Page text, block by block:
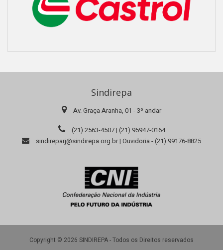
Sindirepa
Av. Graça Aranha, 01 - 3º andar
(21) 2563-4507 | (21) 95947-0164
sindireparj@sindirepa.org.br | Ouvidoria - (21) 99176-8825
Copyright © 2026 SINDIREPA - Todos os Direitos reservados